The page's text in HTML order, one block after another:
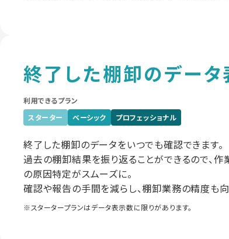
終了した棚卸のデータ
利用できるプラン
スターター
ベーシック プロフェッショナル
終了した棚卸のデータをいつでも確認できます。
過去の棚卸結果を振り返ることができるので、
の原因特定がスムーズに。
確認や報告の手間を減らし、棚卸業務の精度も向
※スタータープランはデータ表示数に限りがあります。